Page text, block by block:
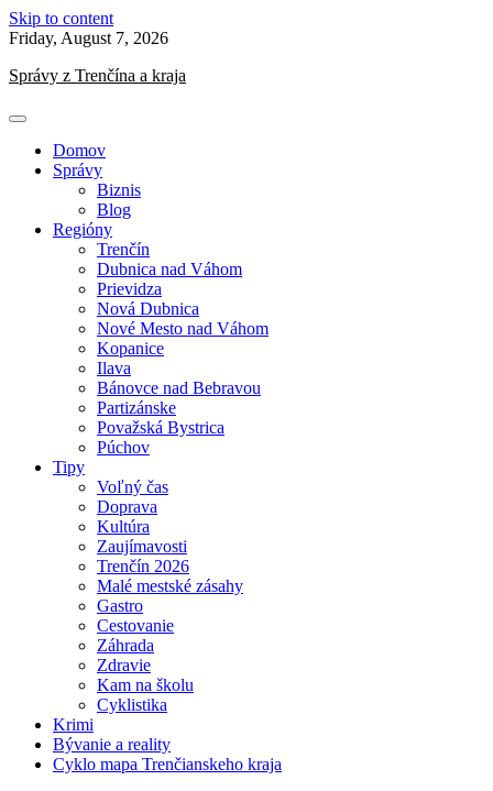
Skip to content
Friday, August 7, 2026
Správy z Trenčína a kraja
Domov
Správy
Biznis
Blog
Regióny
Trenčín
Dubnica nad Váhom
Prievidza
Nová Dubnica
Nové Mesto nad Váhom
Kopanice
Ilava
Bánovce nad Bebravou
Partizánske
Považská Bystrica
Púchov
Tipy
Voľný čas
Doprava
Kultúra
Zaujímavosti
Trenčín 2026
Malé mestské zásahy
Gastro
Cestovanie
Záhrada
Zdravie
Kam na školu
Cyklistika
Krimi
Bývanie a reality
Cyklo mapa Trenčianskeho kraja